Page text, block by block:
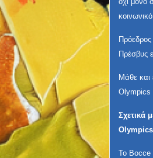
Πρέσβυς
Μάθε και
Olympics
Σχετικά
Olympics
Το Bocce